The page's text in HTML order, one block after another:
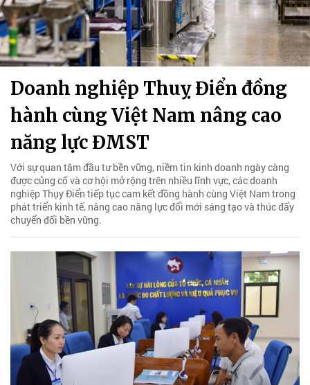
Doanh nghiệp Thuỵ Điển đồng
hành cùng Việt Nam nâng cao
năng lực ĐMST
Với sự quan tâm đầu tư bền vững, niềm tin kinh doanh ngày càng
được củng cố và cơ hội mở rộng trên nhiều lĩnh vực, các doanh
nghiệp Thụy Điển tiếp tục cam kết đồng hành cùng Việt Nam trong
phát triển kinh tế, nâng cao năng lực đổi mới sáng tạo và thúc đẩy
chuyển đổi bền vững.